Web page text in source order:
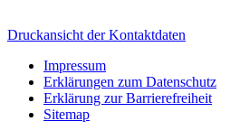
Druckansicht der Kontaktdaten
Impressum
Erklärungen zum Datenschutz
Erklärung zur Barrierefreiheit
Sitemap